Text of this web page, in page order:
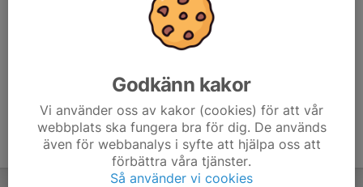
Godkänn kakor
Vi använder oss av kakor (cookies) för att vår
webbplats ska fungera bra för dig. De används
även för webbanalys i syfte att hjälpa oss att
förbättra våra tjänster.
Så använder vi cookies